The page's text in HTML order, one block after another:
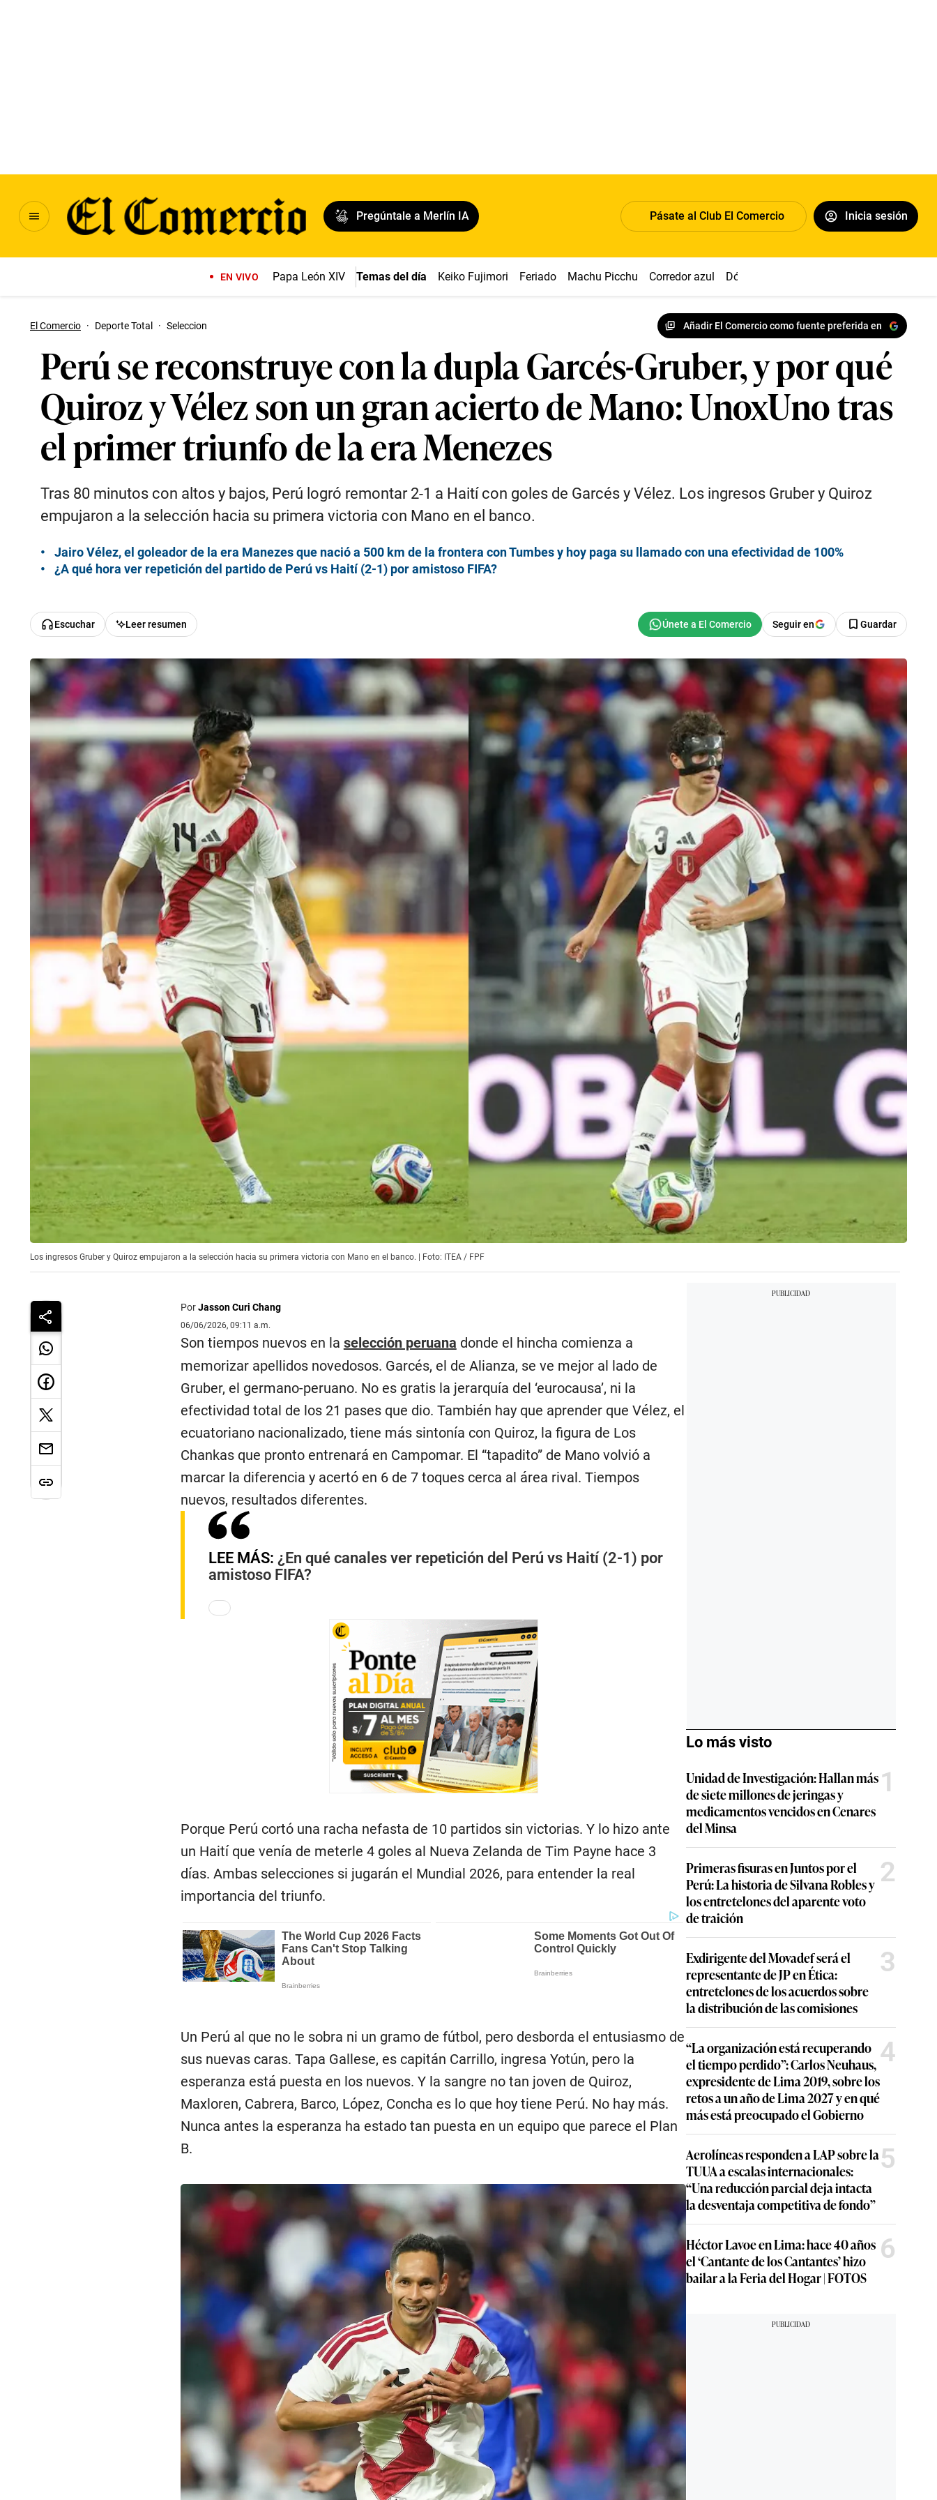
Pregúntale a Merlín IA Pásate al Club El Comercio Inicia sesión
EN VIVO Papa León XIV Temas del día Keiko Fujimori Feriado Machu Picchu Corredor azul Dólar
El Comercio · Deporte Total · Seleccion Añadir El Comercio como fuente preferida en
Perú se reconstruye con la dupla Garcés-Gruber, y por qué
Quiroz y Vélez son un gran acierto de Mano: UnoxUno tras
el primer triunfo de la era Menezes
Tras 80 minutos con altos y bajos, Perú logró remontar 2-1 a Haití con goles de Garcés y Vélez. Los ingresos Gruber y Quiroz
empujaron a la selección hacia su primera victoria con Mano en el banco.
Jairo Vélez, el goleador de la era Manezes que nació a 500 km de la frontera con Tumbes y hoy paga su llamado con una efectividad de 100%
¿A qué hora ver repetición del partido de Perú vs Haití (2-1) por amistoso FIFA?
Escuchar Leer resumen Seguir en Guardar
Los ingresos Gruber y Quiroz empujaron a la selección hacia su primera victoria con Mano en el banco. | Foto: ITEA / FPF
PorJasson Curi Chang
06/06/2026, 09:11 a.m.
Son tiempos nuevos en la selección peruana donde el hincha comienza a
memorizar apellidos novedosos. Garcés, el de Alianza, se ve mejor al lado de
Gruber, el germano-peruano. No es gratis la jerarquía del ‘eurocausa’, ni la
efectividad total de los 21 pases que dio. También hay que aprender que Vélez, el
ecuatoriano nacionalizado, tiene más sintonía con Quiroz, la figura de Los
Chankas que pronto entrenará en Campomar. El “tapadito” de Mano volvió a
marcar la diferencia y acertó en 6 de 7 toques cerca al área rival. Tiempos
nuevos, resultados diferentes.
LEE MÁS: ¿En qué canales ver repetición del Perú vs Haití (2-1) por
amistoso FIFA?
Porque Perú cortó una racha nefasta de 10 partidos sin victorias. Y lo hizo ante
un Haití que venía de meterle 4 goles al Nueva Zelanda de Tim Payne hace 3
días. Ambas selecciones si jugarán el Mundial 2026, para entender la real
importancia del triunfo.
Un Perú al que no le sobra ni un gramo de fútbol, pero desborda el entusiasmo de
sus nuevas caras. Tapa Gallese, es capitán Carrillo, ingresa Yotún, pero la
esperanza está puesta en los nuevos. Y la sangre no tan joven de Quiroz,
Maxloren, Cabrera, Barco, López, Concha es lo que hoy tiene Perú. No hay más.
Nunca antes la esperanza ha estado tan puesta en un equipo que parece el Plan
B.
Lo más visto
Unidad de Investigación: Hallan más
de siete millones de jeringas y
medicamentos vencidos en Cenares
del Minsa
1
Primeras fisuras en Juntos por el
Perú: La historia de Silvana Robles y
los entretelones del aparente voto
de traición
2
Exdirigente del Movadef será el
representante de JP en Ética:
entretelones de los acuerdos sobre
la distribución de las comisiones
3
“La organización está recuperando
el tiempo perdido”: Carlos Neuhaus,
expresidente de Lima 2019, sobre los
retos a un año de Lima 2027 y en qué
más está preocupado el Gobierno
4
Aerolíneas responden a LAP sobre la
TUUA a escalas internacionales:
“Una reducción parcial deja intacta
la desventaja competitiva de fondo”
5
Héctor Lavoe en Lima: hace 40 años
el ‘Cantante de los Cantantes’ hizo
bailar a la Feria del Hogar | FOTOS
6